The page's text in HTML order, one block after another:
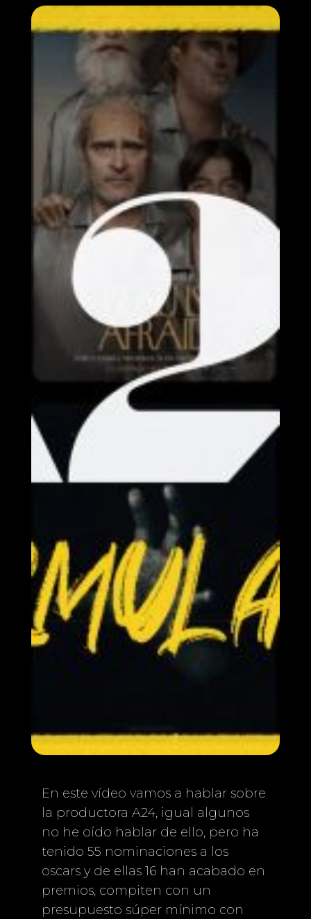
En este vídeo vamos a hablar sobre
la productora A24, igual algunos
no he oído hablar de ello, pero ha
tenido 55 nominaciones a los
oscars y de ellas 16 han acabado en
premios, compiten con un
presupuesto súper mínimo con